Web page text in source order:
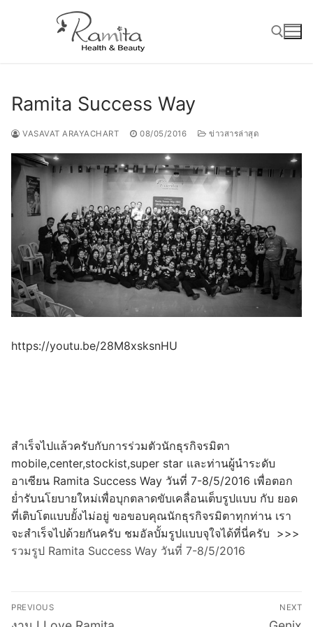
Ramita Success Way
VASAVAT ARAYACHART 08/05/2016 ข่าวสารล่าสุด
https://youtu.be/28M8xsksnHU
สำเร็จไปแล้วครับกับการร่วมตัวนักธุรกิจรมิตา
mobile,center,stockist,super star และท่านผู้นำระดับ
อาเซียน Ramita Success Way วันที่ 7-8/5/2016 เพื่อตอก
ย่ำรับนโยบายใหม่เพื่อบุกตลาดขับเคลื่อนเต็บรูปแบบ กับ ยอด
ที่เติบโตแบบยั้งไม่อยู่ ขอขอบคุณนักธุรกิจรมิตาทุกท่าน เรา
จะสำเร็จไปด้วยกันครับ ชมอัลบั้มรูปแบบจุใจได้ที่นี่ครับ >>>
รวมรูป Ramita Success Way วันที่ 7-8/5/2016
Post
PREVIOUS
Previous
NEXT
Next